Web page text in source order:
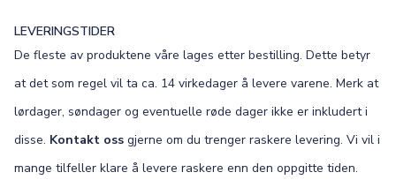
LEVERINGSTIDER
De fleste av produktene våre lages etter bestilling. Dette betyr
at det som regel vil ta ca. 14 virkedager å levere varene. Merk at
lørdager, søndager og eventuelle røde dager ikke er inkludert i
disse. Kontakt oss gjerne om du trenger raskere levering. Vi vil i
mange tilfeller klare å levere raskere enn den oppgitte tiden.